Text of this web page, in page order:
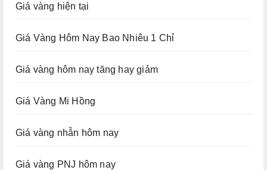
Giá vàng hiện tại
Giá Vàng Hôm Nay Bao Nhiêu 1 Chỉ
Giá vàng hôm nay tăng hay giảm
Giá Vàng Mi Hồng
Giá vàng nhẫn hôm nay
Giá vàng PNJ hôm nay